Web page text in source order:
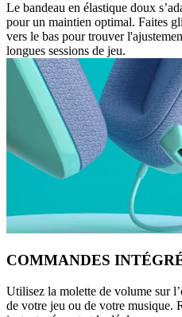
Le bandeau en élastique doux
pour un maintien optimal. Faites
vers le bas pour trouver
longues sessions de jeu.
COMMANDES
Utilisez la molette de volume sur
de votre jeu ou de votre musique.